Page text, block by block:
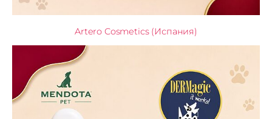
Artero Cosmetics (Испания)